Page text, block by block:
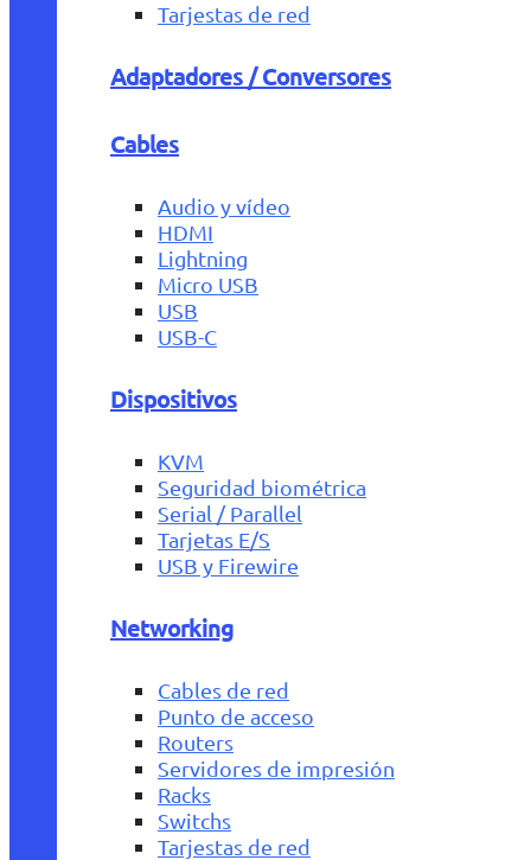
Tarjestas de red
Adaptadores / Conversores
Cables
Audio y vídeo
HDMI
Lightning
Micro USB
USB
USB-C
Dispositivos
KVM
Seguridad biométrica
Serial / Parallel
Tarjetas E/S
USB y Firewire
Networking
Cables de red
Punto de acceso
Routers
Servidores de impresión
Racks
Switchs
Tarjestas de red